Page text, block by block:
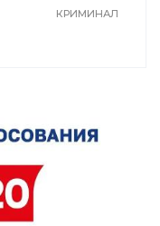
КРИМИНАЛ